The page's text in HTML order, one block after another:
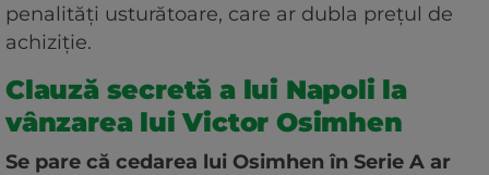
penalităţi usturătoare, care ar dubla preţul de
achiziţie.
Clauză secretă a lui Napoli la
vânzarea lui Victor Osimhen
Se pare că cedarea lui Osimhen în Serie A ar